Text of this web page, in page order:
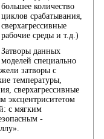
большее количество
циклов срабатывания,
сверхагрессивные
рабочие среды и т.д.)
Затворы данных
моделей специально
затворы с
температуры,
сверхагрессивные
эксцентриситетом
с мягким
-